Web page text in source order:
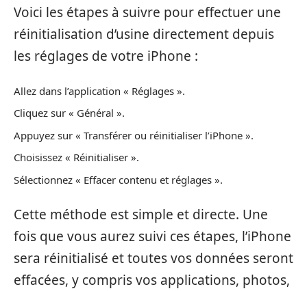
Voici les étapes à suivre pour effectuer une
réinitialisation d’usine directement depuis
les réglages de votre iPhone :
Allez dans l’application « Réglages ».
Cliquez sur « Général ».
Appuyez sur « Transférer ou réinitialiser l’iPhone ».
Choisissez « Réinitialiser ».
Sélectionnez « Effacer contenu et réglages ».
Cette méthode est simple et directe. Une
fois que vous aurez suivi ces étapes, l’iPhone
sera réinitialisé et toutes vos données seront
effacées, y compris vos applications, photos,